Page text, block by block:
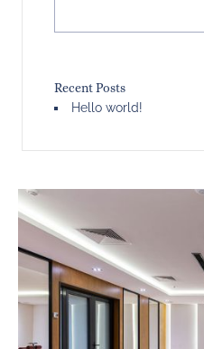
Recent Posts
Hello world!